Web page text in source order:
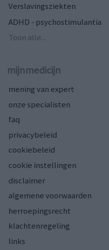
Verslavingsziekten
ADHD - psychostimulantia
Toon alle...
mijnmedicijn
mening van expert
onze specialisten
faq
privacybeleid
cookiebeleid
cookie instellingen
disclaimer
algemene voorwaarden
herroepingsrecht
klachtenregeling
links